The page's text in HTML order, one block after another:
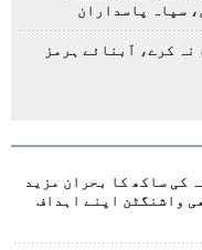
سپاہ پاسداران
کرے، آبنائے ہرمز
کی ساکھ کا بحران مزید
واشنگٹن اپنے اہداف